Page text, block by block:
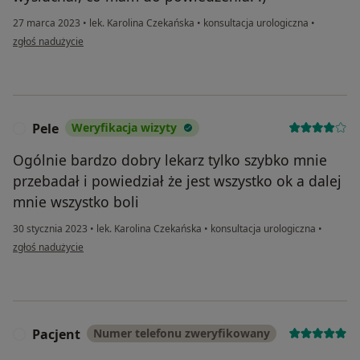
27 marca 2023 • lek. Karolina Czekańska • konsultacja urologiczna •
w opinii użytkownika Kuba
zgłoś nadużycie
Pele Weryfikacja wizyty
Ogólnie bardzo dobry lekarz tylko szybko mnie
przebadał i powiedział że jest wszystko ok a dalej
mnie wszystko boli
30 stycznia 2023 • lek. Karolina Czekańska • konsultacja urologiczna •
w opinii użytkownika Pele
zgłoś nadużycie
Pacjent Numer telefonu zweryfikowany